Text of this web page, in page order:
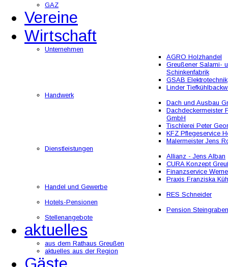
GAZ
Vereine
Wirtschaft
Unternehmen
AGRO Holzhandel
Greußener Salami-
Schinkenfabrik
GSAB Elektrotechnik
Linder
Handwerk
Dach und Ausbau
Dachdeckermeister
GmbH
Tischlerei Peter
KFZ Pflegeservice
Malermeister Jens
Dienstleistungen
Allianz - Jens Alban
CURA Konzept
Finanzservice
Praxis Franziska
Handel und Gewerbe
RES Schneider
Hotels-Pensionen
Pension Steingraben
Stellenangebote
aktuelles
aus dem Rathaus Greußen
aktuelles aus der Region